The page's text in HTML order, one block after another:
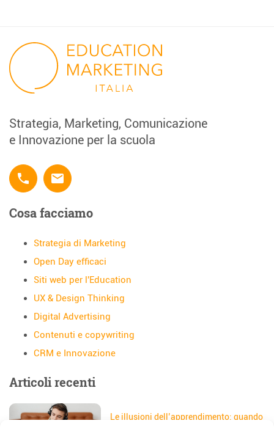
Navigazione
articoli
Strategia, Marketing, Comunicazione
e Innovazione per la scuola
phone email
Cosa facciamo
Strategia di Marketing
Open Day efficaci
Siti web per l'Education
UX & Design Thinking
Digital Advertising
Contenuti e copywriting
CRM e Innovazione
Articoli recenti
Le illusioni dell’apprendimento: quando